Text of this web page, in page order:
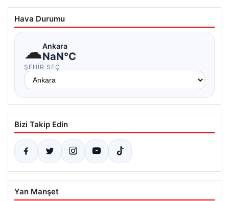
Hava Durumu
☁Ankara
NaN°C
ŞEHIR SEÇ
Bizi Takip Edin
Yan Manşet